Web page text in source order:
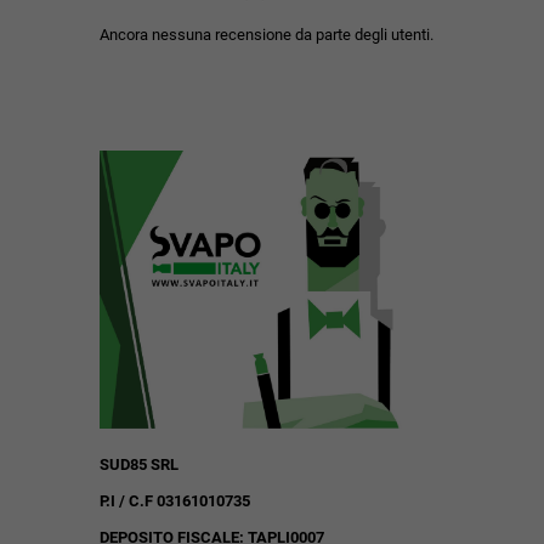
Ancora nessuna recensione da parte degli utenti.
SUD85 SRL
P.I / C.F 03161010735
DEPOSITO FISCALE: TAPLI0007